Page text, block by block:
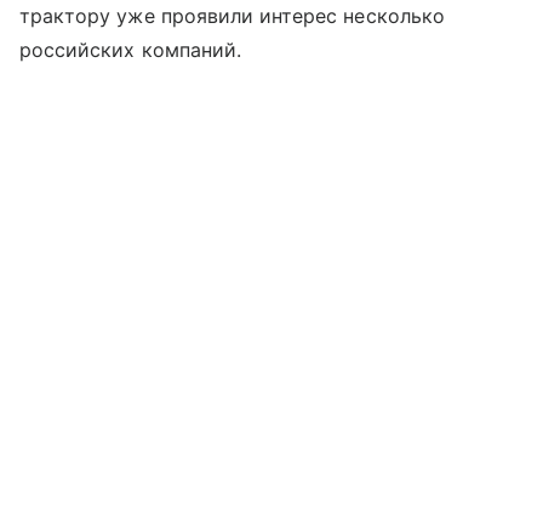
трактору уже проявили интерес несколько
российских компаний.